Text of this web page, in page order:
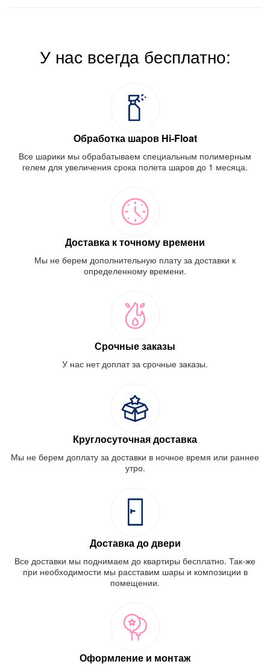
У нас всегда бесплатно:
Обработка шаров Hi-Float
Все шарики мы обрабатываем специальным полимерным
гелем для увеличения срока полета шаров до 1 месяца.
Доставка к точному времени
Мы не берем дополнительную плату за доставки к
определенному времени.
Срочные заказы
У нас нет доплат за срочные заказы.
Круглосуточная доставка
Мы не берем доплату за доставки в ночное время или раннее
утро.
Доставка до двери
Все доставки мы поднимаем до квартиры бесплатно. Так-же
при необходимости мы расставим шары и композиции в
помещении.
Оформление и монтаж